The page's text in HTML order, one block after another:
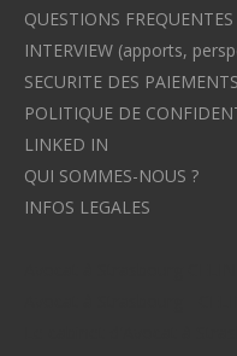
QUESTIONS
INTERVIEW (apports,
SECURITE DES PAIEMENTS
POLITIQUE DE
LINKED IN
QUI SOMMES-NOUS ?
INFOS LEGALES